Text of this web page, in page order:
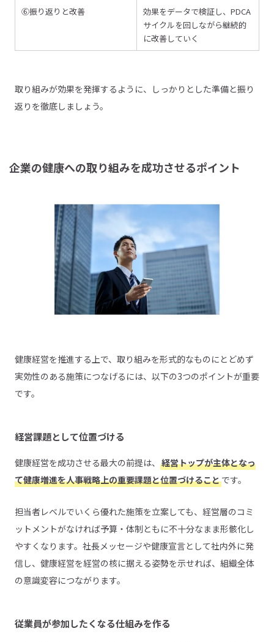
⑥振り返りと改善
効果をデータで検証し、PDCA
サイクルを回しながら継続的
に改善していく
取り組みが効果を発揮するように、しっかりとした準備と振り
返りを徹底しましょう。
企業の健康への取り組みを成功させるポイント
健康経営を推進する上で、取り組みを形式的なものにとどめず
実効性のある施策につなげるには、以下の3つのポイントが重要
です。
経営課題として位置づける
健康経営を成功させる最大の前提は、 経営トップが主体となっ
て健康増進を人事戦略上の重要課題と位置づけることです。
担当者レベルでいくら優れた施策を立案しても、経営層のコミ
ットメントがなければ予算・体制ともに不十分なまま形骸化し
やすくなります。社長メッセージや健康宣言として社内外に発
信し、健康経営を経営の核に据える姿勢を示せれば、組織全体
の意識変容につながります。
従業員が参加したくなる仕組みを作る